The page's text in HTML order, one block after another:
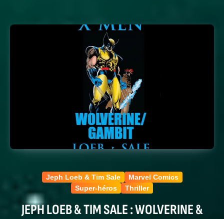
Jeph Loeb & Tim Sale
Marvel Comics
Super-héros
Thriller
JEPH LOEB & TIM SALE : WOLVERINE &